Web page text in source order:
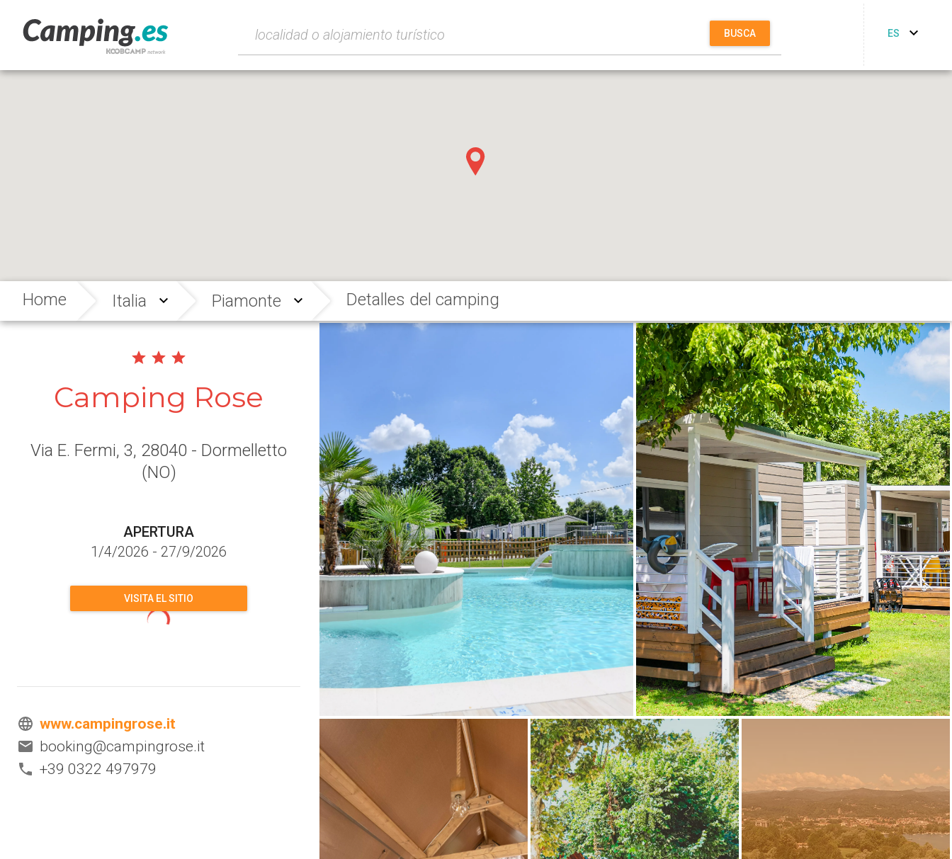
BUSCA ES
Home Italia Piamonte Detalles del camping
Camping Rose
Via E. Fermi, 3, 28040 - Dormelletto
(NO)
APERTURA
1/4/2026 - 27/9/2026
VISITA EL SITIO
www.campingrose.it
booking@campingrose.it
+39 0322 497979